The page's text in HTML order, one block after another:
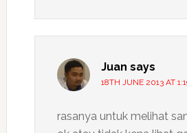
Juan says
18TH JUNE 2013 AT
rasanya untuk melihat